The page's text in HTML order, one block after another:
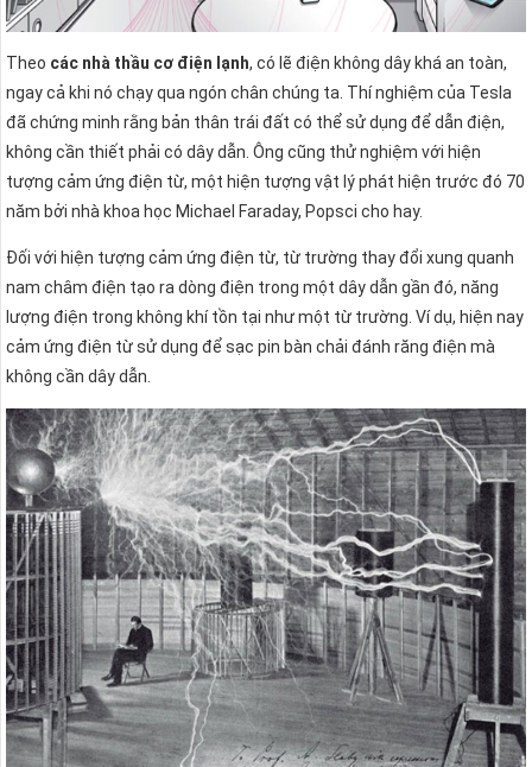
Theo các nhà thầu cơ điện lạnh, có lẽ điện không dây khá an toàn,
ngay cả khi nó chạy qua ngón chân chúng ta. Thí nghiệm của Tesla
đã chứng minh rằng bản thân trái đất có thể sử dụng để dẫn điện,
không cần thiết phải có dây dẫn. Ông cũng thử nghiệm với hiện
tượng cảm ứng điện từ, một hiện tượng vật lý phát hiện trước đó 70
năm bởi nhà khoa học Michael Faraday, Popsci cho hay.
Đối với hiện tượng cảm ứng điện từ, từ trường thay đổi xung quanh
nam châm điện tạo ra dòng điện trong một dây dẫn gần đó, năng
lượng điện trong không khí tồn tại như một từ trường. Ví dụ, hiện nay
cảm ứng điện từ sử dụng để sạc pin bàn chải đánh răng điện mà
không cần dây dẫn.